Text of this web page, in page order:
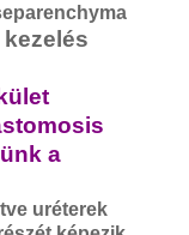
kezelés
a
uréterek